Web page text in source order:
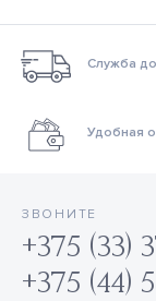
Служба
Удобная
ЗВОНИТЕ
+375 (33)
+375 (44)